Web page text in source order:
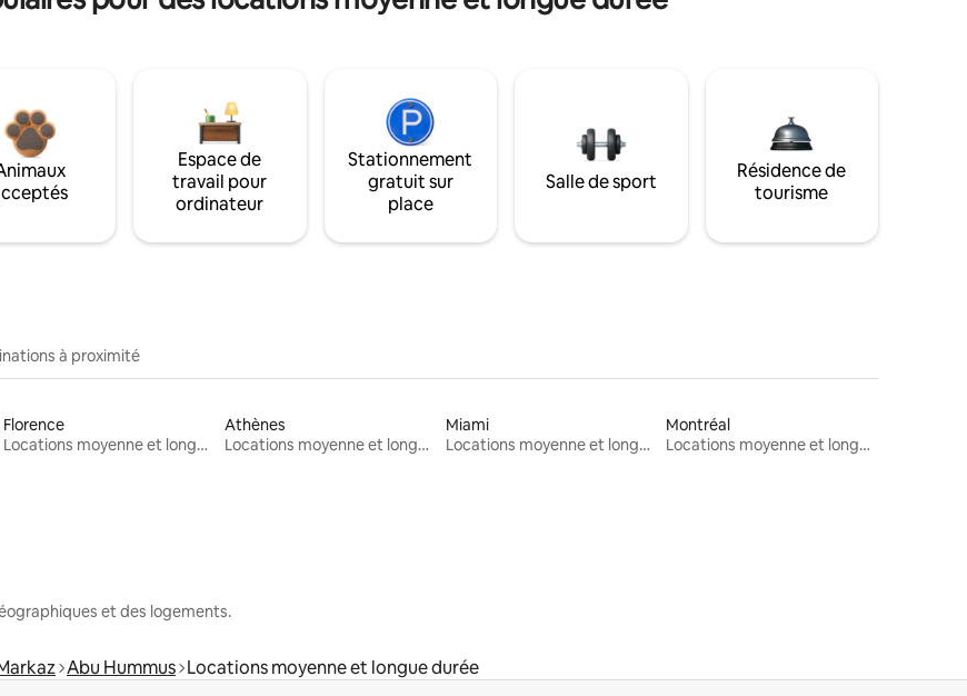
Espace de
travail pour
ordinateur
Stationnement
gratuit sur
place
Salle de sport
Résidence de
tourisme
à proximité
Florence
Locations moyenne et longue durée
Athènes
Locations moyenne et longue durée
Miami
Locations moyenne et longue durée
Montréal
Locations moyenne et longue durée
et des logements.
Abu Hummus Locations moyenne et longue durée